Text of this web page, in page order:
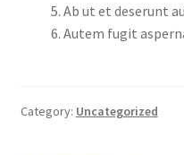
Ab ut et deserunt
Autem fugit
Category: Uncategorized